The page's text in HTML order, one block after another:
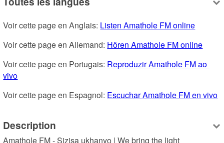
Voir cette page en Anglais: Listen Amathole FM online
Voir cette page en Allemand: Hören Amathole FM online
Voir cette page en Portugais: Reproduzir Amathole FM ao
vivo
Voir cette page en Espagnol: Escuchar Amathole FM en vivo
Description
Amathole FM - Sizisa ukhanyo | We bring the light